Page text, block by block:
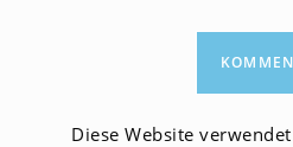
Diese Website